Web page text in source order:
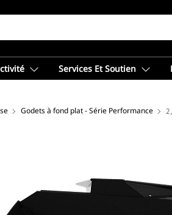
Services Et Soutien
Godets à fond plat - Série Performance